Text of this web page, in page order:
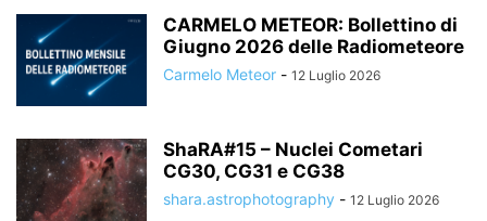
CARMELO METEOR: Bollettino di
Giugno 2026 delle Radiometeore
Carmelo Meteor - 12 Luglio 2026
ShaRA#15 – Nuclei Cometari
CG30, CG31 e CG38
shara.astrophotography - 12 Luglio 2026